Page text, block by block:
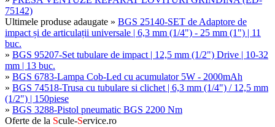
75142)
Ultimele produse adaugate » BGS 25140-SET de Adaptore de
impact și de articulații universale | 6,3 mm (1/4") - 25 mm (1") | 11
buc.
» BGS 95207-Set tubulare de impact | 12,5 mm (1/2") Drive | 10-32
mm | 13 buc.
» BGS 6783-Lampa Cob-Led cu acumulator 5W - 2000mAh
» BGS 74518-Trusa cu tubulare si clichet | 6,3 mm (1/4") / 12,5 mm
(1/2") | 150piese
» BGS 3288-Pistol pneumatic BGS 2200 Nm
Oferte de la Scule-Service.ro